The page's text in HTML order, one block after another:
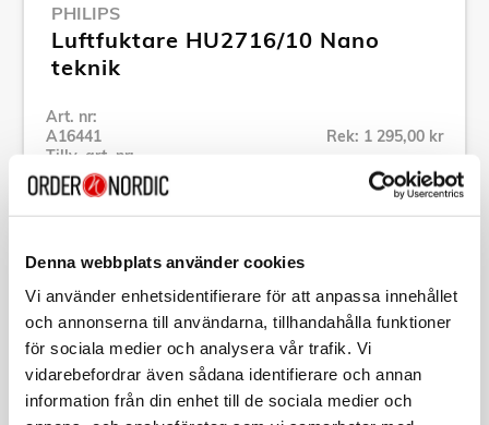
Denna webbplats använder cookies
Vi använder enhetsidentifierare för att anpassa innehållet
och annonserna till användarna, tillhandahålla funktioner
för sociala medier och analysera vår trafik. Vi
vidarebefordrar även sådana identifierare och annan
information från din enhet till de sociala medier och
PHILIPS
Luftfuktare HU2716/10 Nano
teknik
Art. nr:
A16441
Tillv. art. nr:
HU2716/10
Rek: 1 295,00 kr
Se alla produkter inom Philips
Specifikation
Beskrivning
A16441